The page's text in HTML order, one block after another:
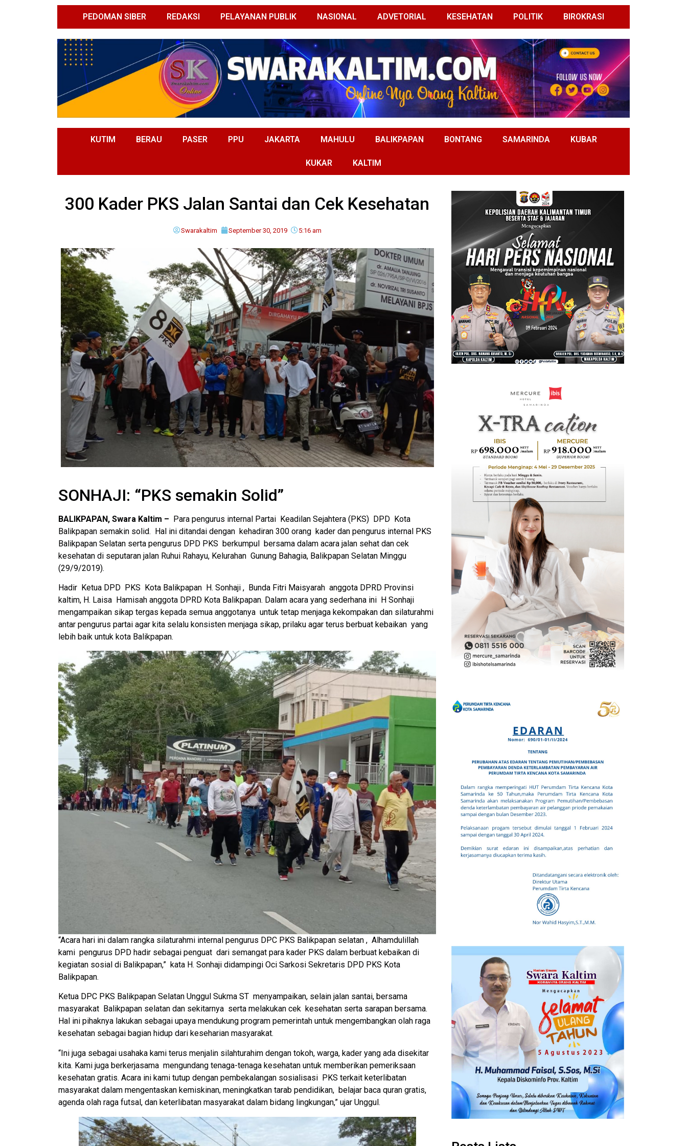
PEDOMAN SIBER REDAKSI PELAYANAN PUBLIK NASIONAL ADVETORIAL KESEHATAN POLITIK BIROKRASI
KUTIM BERAU PASER PPU JAKARTA MAHULU BALIKPAPAN BONTANG SAMARINDA KUBAR
KUKAR KALTIM
300 Kader PKS Jalan Santai dan Cek Kesehatan
Swarakaltim September 30, 2019 5:16 am
SONHAJI: “PKS semakin Solid”
BALIKPAPAN, Swara Kaltim – Para pengurus internal Partai Keadilan Sejahtera (PKS) DPD Kota
Balikpapan semakin solid. Hal ini ditandai dengan kehadiran 300 orang kader dan pengurus internal PKS
Balikpapan Selatan serta pengurus DPD PKS berkumpul bersama dalam acara jalan sehat dan cek
kesehatan di seputaran jalan Ruhui Rahayu, Kelurahan Gunung Bahagia, Balikpapan Selatan Minggu
(29/9/2019).
Hadir Ketua DPD PKS Kota Balikpapan H. Sonhaji , Bunda Fitri Maisyarah anggota DPRD Provinsi
kaltim, H. Laisa Hamisah anggota DPRD Kota Balikpapan. Dalam acara yang sederhana ini H Sonhaji
mengampaikan sikap tergas kepada semua anggotanya untuk tetap menjaga kekompakan dan silaturahmi
antar pengurus partai agar kita selalu konsisten menjaga sikap, prilaku agar terus berbuat kebaikan yang
lebih baik untuk kota Balikpapan.
“Acara hari ini dalam rangka silaturahmi internal pengurus DPC PKS Balikpapan selatan , Alhamdulillah
kami pengurus DPD hadir sebagai penguat dari semangat para kader PKS dalam berbuat kebaikan di
kegiatan sosial di Balikpapan,” kata H. Sonhaji didampingi Oci Sarkosi Sekretaris DPD PKS Kota
Balikpapan.
Ketua DPC PKS Balikpapan Selatan Unggul Sukma ST menyampaikan, selain jalan santai, bersama
masyarakat Balikpapan selatan dan sekitarnya serta melakukan cek kesehatan serta sarapan bersama.
Hal ini pihaknya lakukan sebagai upaya mendukung program pemerintah untuk mengembangkan olah raga
kesehatan sebagai bagian hidup dari keseharian masyarakat.
“Ini juga sebagai usahaka kami terus menjalin silahturahim dengan tokoh, warga, kader yang ada disekitar
kita. Kami juga berkerjasama mengundang tenaga-tenaga kesehatan untuk memberikan pemeriksaan
kesehatan gratis. Acara ini kami tutup dengan pembekalangan sosialisasi PKS terkait keterlibatan
masyarakat dalam mengentaskan kemiskinan, meningkatkan tarab pendidikan, belajar baca quran gratis,
agenda olah raga futsal, dan keterlibatan masyarakat dalam bidang lingkungan,” ujar Unggul.